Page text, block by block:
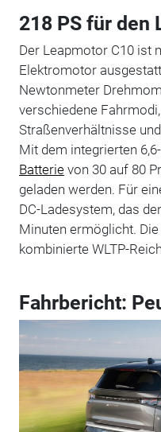
218 PS für den
Der Leapmotor C10 ist
Elektromotor
Newtonmeter
verschiedene
Straßenverhältnisse
Mit dem integrierten
Batterievon 30 auf 80
geladen werden. Für
DC-Ladesystem, das
Minuten ermöglicht.
kombinierte WLTP-
Fahrbericht: